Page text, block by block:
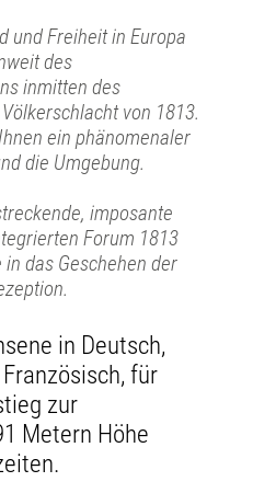
und Freiheit in Europa
des
inmitten des
von 1813.
ein phänomenaler
die Umgebung.
imposante
Forum 1813
das Geschehen der
in Deutsch,
für
zur
Metern Höhe